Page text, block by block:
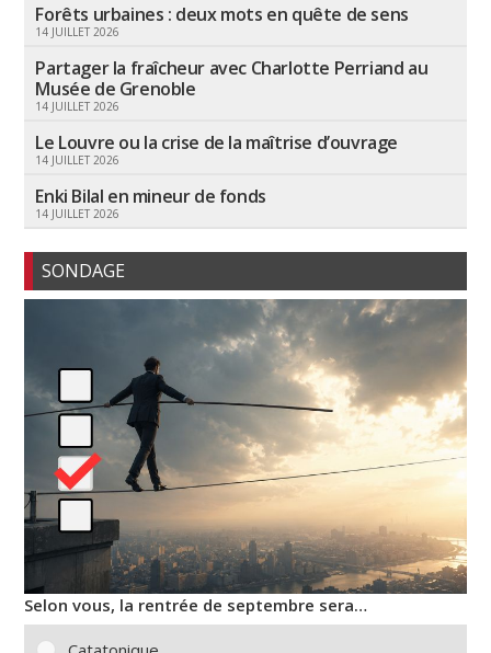
Forêts urbaines : deux mots en quête de sens
14 JUILLET 2026
Partager la fraîcheur avec Charlotte Perriand au
Musée de Grenoble
14 JUILLET 2026
Le Louvre ou la crise de la maîtrise d’ouvrage
14 JUILLET 2026
Enki Bilal en mineur de fonds
14 JUILLET 2026
SONDAGE
Selon vous, la rentrée de septembre sera…